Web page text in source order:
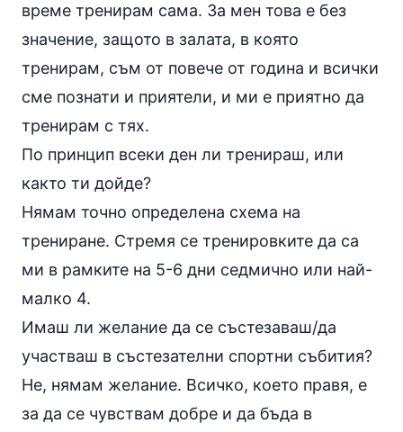
време тренирам сама. За мен това е без
значение, защото в залата, в която
тренирам, съм от повече от година и всички
сме познати и приятели, и ми е приятно да
тренирам с тях.
По принцип всеки ден ли тренираш, или
както ти дойде?
Нямам точно определена схема на
трениране. Стремя се тренировките да са
ми в рамките на 5-6 дни седмично или най-
малко 4.
Имаш ли желание да се състезаваш/да
участваш в състезателни спортни събития?
Не, нямам желание. Всичко, което правя, е
за да се чувствам добре и да бъда в